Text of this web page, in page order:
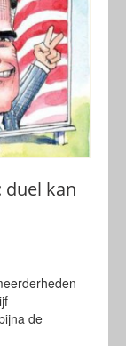
duel kan
de